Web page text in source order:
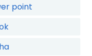
point